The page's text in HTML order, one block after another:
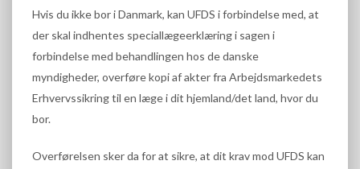
Hvis du ikke bor i Danmark, kan UFDS i forbindelse med, at
der skal indhentes speciallægeerklæring i sagen i
forbindelse med behandlingen hos de danske
myndigheder, overføre kopi af akter fra Arbejdsmarkedets
Erhvervssikring til en læge i dit hjemland/det land, hvor du
bor.
Overførelsen sker da for at sikre, at dit krav mod UFDS kan